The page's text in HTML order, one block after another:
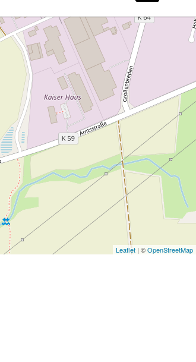
Leaflet | ©OpenStreetMap